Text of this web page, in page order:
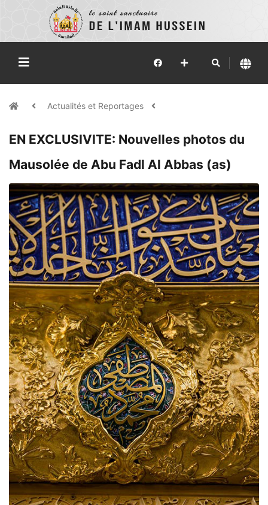
Actualités et Reportages
EN EXCLUSIVITE: Nouvelles photos du
Mausolée de Abu Fadl Al Abbas (as)